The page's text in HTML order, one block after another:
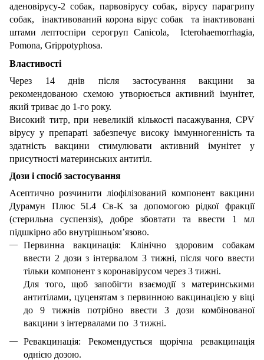
аденовірусу-2 собак, парвовірусу собак, вірусу парагрипу
собак, інактивований корона вірус собак та інактивовані
штами лептоспіри серогруп Canicola, Icterohaemorrhagia,
Pomona, Grippotyphosa.
Властивості
Через 14 днів після застосування вакцини за
рекомендованою схемою утворюється активний імунітет,
який триває до 1-го року.
Високий титр, при невеликій кількості пасажування, CPV
вірусу у препараті забезпечує високу іммунногенність та
здатність вакцини стимулювати активний імунітет у
присутності материнських антитіл.
Дози і спосіб застосування
Асептично розчинити ліофілізований компонент вакцини
Дурамун Плюс 5L4 Cв-K за допомогою рідкої фракції
(стерильна суспензія), добре збовтати та ввести 1 мл
підшкірно або внутрішньом’язово.
Первинна вакцинація: Клінічно здоровим собакам
ввести 2 дози з інтервалом 3 тижні, після чого ввести
тільки компонент з коронавірусом через 3 тижні.
Для того, щоб запобігти взаємодії з материнськими
антитілами, цуценятам з первинною вакцинацією у віці
до 9 тижнів потрібно ввести 3 дози комбінованої
вакцини з інтервалами по 3 тижні.
Ревакцинація: Рекомендується щорічна ревакцинація
однією дозою.